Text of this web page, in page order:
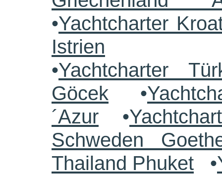
•Yachtcharter
Istrien
•Yachtcharter
Göcek •
´Azur •
Schweden
Thailand Phuket •